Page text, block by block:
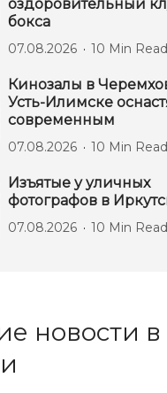
оздоровительный
бокса
07.08.2026 10 Min Read
Кинозалы в
Усть-Илимске
современным
07.08.2026 10 Min Read
Изъятые у уличных
фотографов в
07.08.2026 10 Min Read
новости в